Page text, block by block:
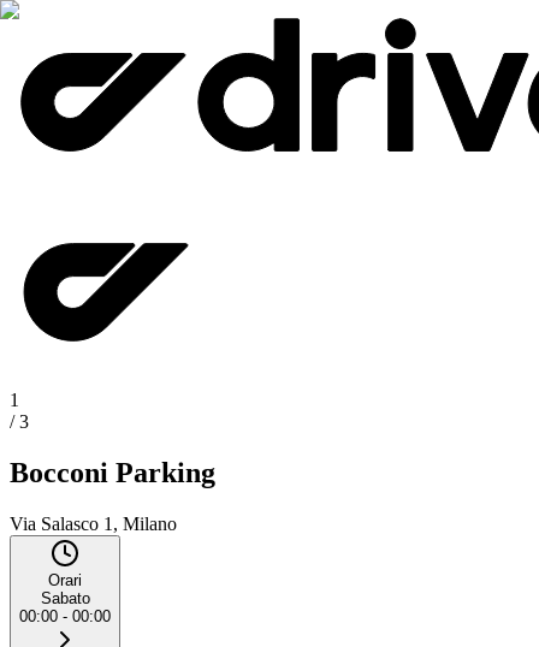
1
/3
Bocconi Parking
Via Salasco 1, Milano
Orari
Sabato
00:00 - 00:00